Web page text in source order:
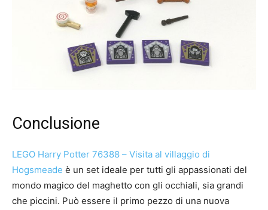
Conclusione
LEGO Harry Potter 76388 – Visita al villaggio di
Hogsmeade è un set ideale per tutti gli appassionati del
mondo magico del maghetto con gli occhiali, sia grandi
che piccini. Può essere il primo pezzo di una nuova